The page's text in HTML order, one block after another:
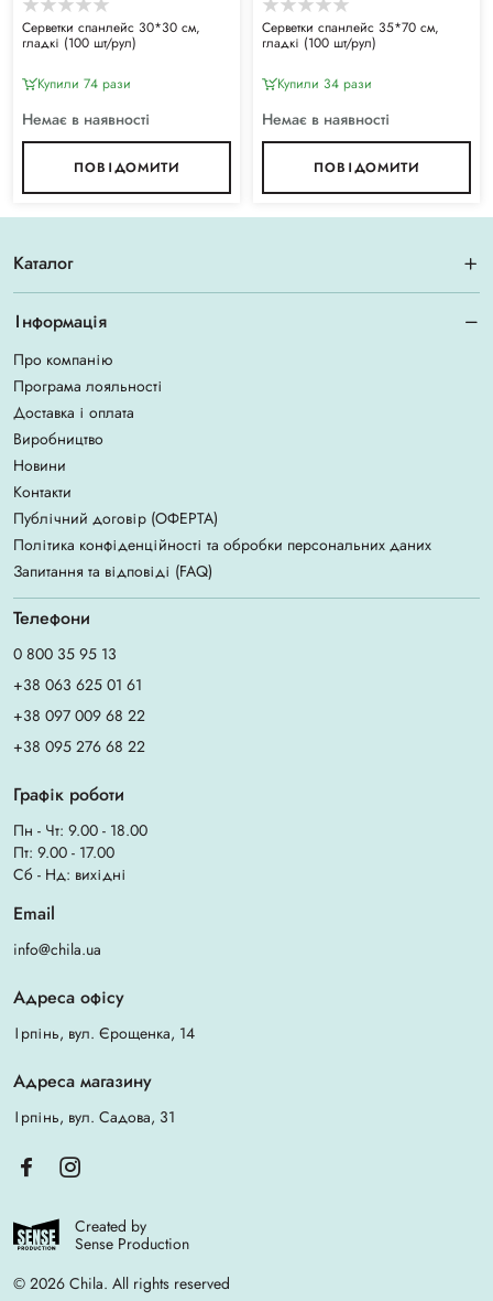
Серветки спанлейс 30*30 см,
гладкі (100 шт/рул)
Купили 74 рази
Немає в наявності
ПОВІДОМИТИ
Серветки спанлейс 35*70 см,
гладкі (100 шт/рул)
Купили 34 рази
Немає в наявності
ПОВІДОМИТИ
Каталог
Інформація
Про компанію
Програма лояльності
Доставка і оплата
Виробництво
Новини
Контакти
Публічний договір (ОФЕРТА)
Політика конфіденційності та обробки персональних даних
Запитання та відповіді (FAQ)
Телефони
0 800 35 95 13
+38 063 625 01 61
+38 097 009 68 22
+38 095 276 68 22
Графік роботи
Пн - Чт: 9.00 - 18.00
Пт: 9.00 - 17.00
Сб - Нд: вихідні
Email
info@chila.ua
Адреса офісу
Ірпінь, вул. Єрощенка, 14
Адреса магазину
Ірпінь, вул. Садова, 31
Created by
Sense Production
© 2026 Chila. All rights reserved